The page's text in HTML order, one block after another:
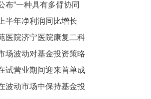
备”专利
布“一种具有多臂协同
利
半年净利润同比增长
业务营收同比增长
医院济宁医院康复二科
场波动对基金投资策略
试营业期间迎来首单成
波动市场中保持基金投